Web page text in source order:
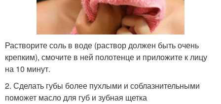
Растворите соль в воде (раствор должен быть очень
крепким), смочите в ней полотенце и приложите к лицу
на 10 минут.
2. Сделать губы более пухлыми и соблазнительными
поможет масло для губ и зубная щетка